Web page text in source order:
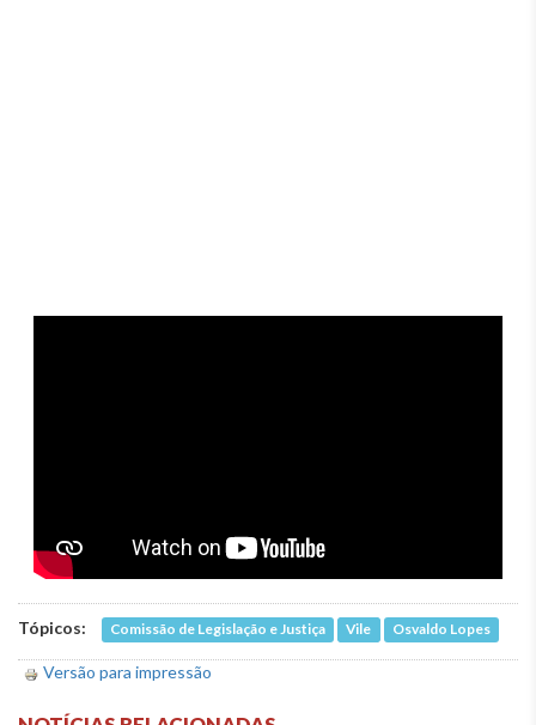
Tópicos: Comissão de Legislação e Justiça Vile Osvaldo Lopes
Versão para impressão